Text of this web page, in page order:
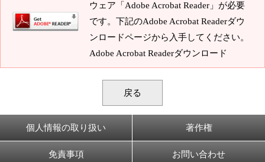
ウェア「Adobe Acrobat Reader」が必要
です。下記のAdobe Acrobat Readerダウ
ンロードページから入手してください。
Adobe Acrobat Readerダウンロード
戻る
個人情報の取り扱い 著作権
免責事項 お問い合わせ